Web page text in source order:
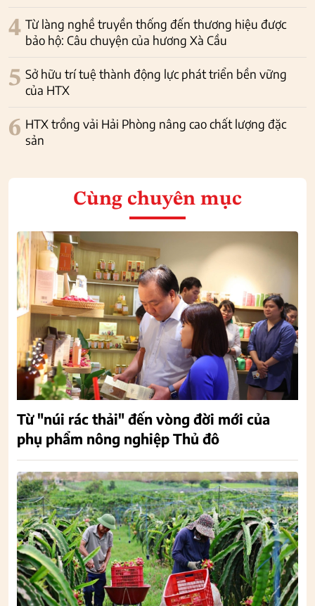
4 Từ làng nghề truyền thống đến thương hiệu được
bảo hộ: Câu chuyện của hương Xà Cầu
5 Sở hữu trí tuệ thành động lực phát triển bền vững
của HTX
6 HTX trồng vải Hải Phòng nâng cao chất lượng đặc
sản
Cùng chuyên mục
Từ "núi rác thải" đến vòng đời mới của
phụ phẩm nông nghiệp Thủ đô